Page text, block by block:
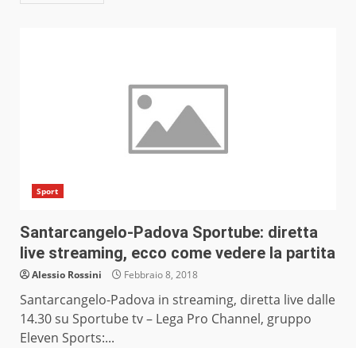
Sport
Santarcangelo-Padova Sportube: diretta
live streaming, ecco come vedere la partita
Alessio Rossini Febbraio 8, 2018
Santarcangelo-Padova in streaming, diretta live dalle
14.30 su Sportube tv – Lega Pro Channel, gruppo
Eleven Sports:...